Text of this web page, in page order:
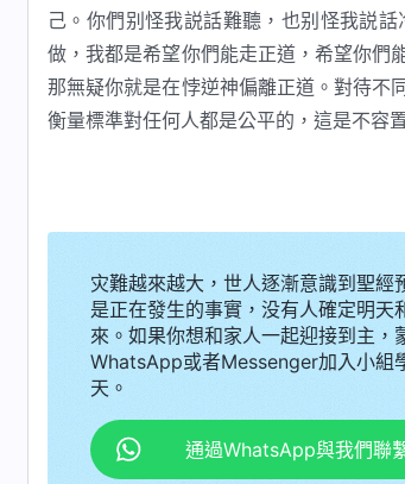
己。你們别怪我説話難聽，也别怪我説
做，我都是希望你們能走正道，希望你們
那無疑你就是在悖逆神偏離正道。對待不
衡量標準對任何人都是公平的，這是不容
灾難越來越大，世人逐漸意識到聖經
是正在發生的事實，没有人確定明天
來。如果你想和家人一起迎接到主，
WhatsApp或者Messenger加入小組
天。
通過WhatsApp與我們聯